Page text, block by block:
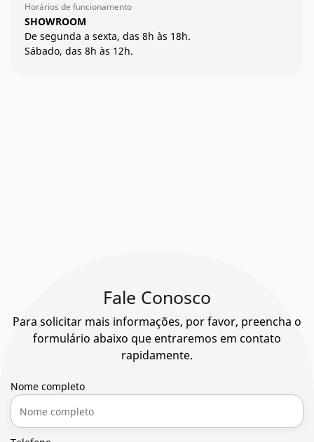
Horários de funcionamento
SHOWROOM
De segunda a sexta, das 8h às 18h.
Sábado, das 8h às 12h.
Fale Conosco
Para solicitar mais informações, por favor, preencha o
formulário abaixo que entraremos em contato
rapidamente.
Nome completo